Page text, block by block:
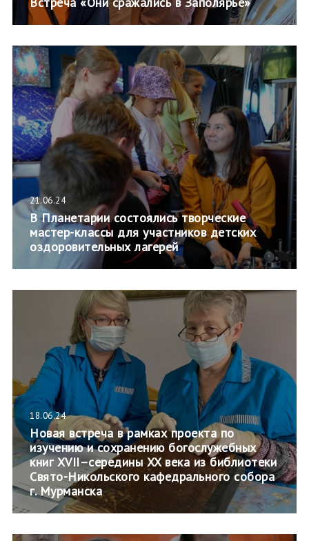
21.06.24
В Планетарии состоялись творческие
мастер-классы для участников детских
оздоровительных лагерей
18.06.24
Новая встреча в рамках проекта по
изучению и сохранению богослужебных
книг XVII–середины XX века из библиотеки
Свято-Никольского кафедрального собора
г. Мурманска